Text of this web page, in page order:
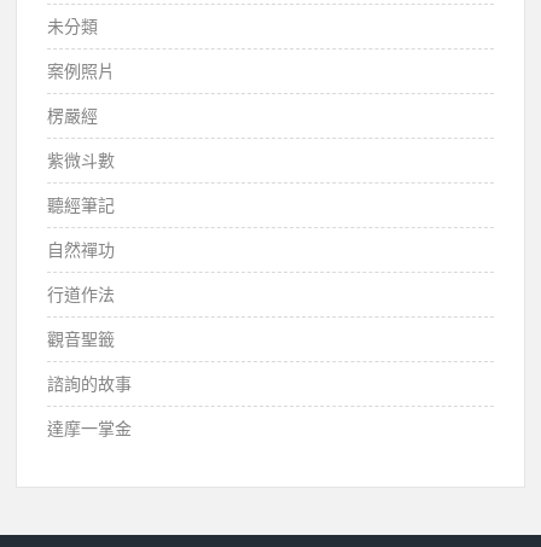
未分類
案例照片
楞嚴經
紫微斗數
聽經筆記
自然禪功
行道作法
觀音聖籤
諮詢的故事
達摩一掌金